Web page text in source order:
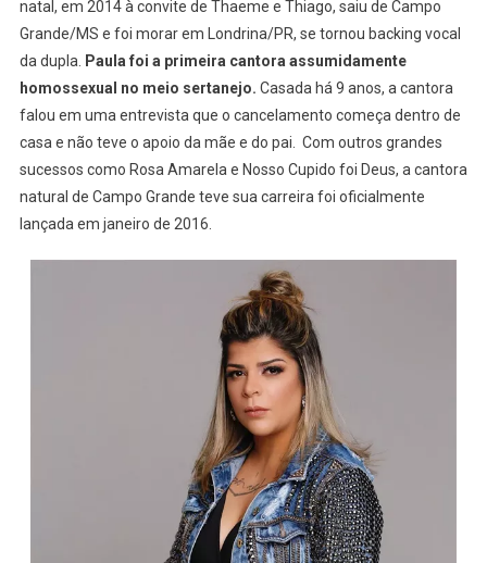
natal, em 2014 à convite de Thaeme e Thiago, saiu de Campo
Grande/MS e foi morar em Londrina/PR, se tornou backing vocal
da dupla.
Paula foi a primeira cantora assumidamente
homossexual no meio sertanejo. Casada há 9 anos, a cantora
falou em uma entrevista que o cancelamento começa dentro de
casa e não teve o apoio da mãe e do pai. Com outros grandes
sucessos como Rosa Amarela e Nosso Cupido foi Deus, a cantora
natural de Campo Grande teve sua carreira foi oficialmente
lançada em janeiro de 2016.